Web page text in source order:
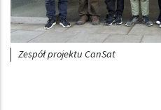
Zespół projektu CanSat